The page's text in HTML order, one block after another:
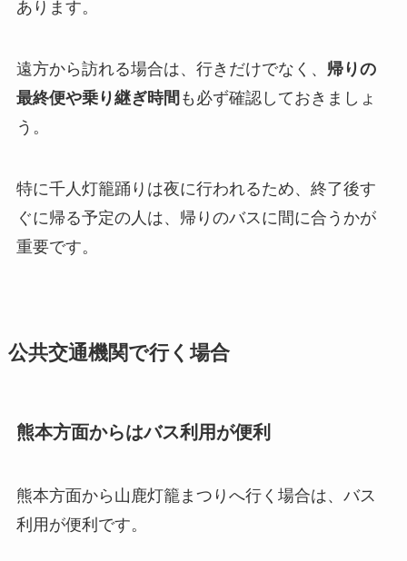
あります。
遠方から訪れる場合は、行きだけでなく、 帰りの
最終便や乗り継ぎ時間 も必ず確認しておきましょ
う。
特に千人灯籠踊りは夜に行われるため、終了後す
ぐに帰る予定の人は、帰りのバスに間に合うかが
重要です。
公共交通機関で行く場合
熊本方面からはバス利用が便利
熊本方面から山鹿灯籠まつりへ行く場合は、バス
利用が便利です。